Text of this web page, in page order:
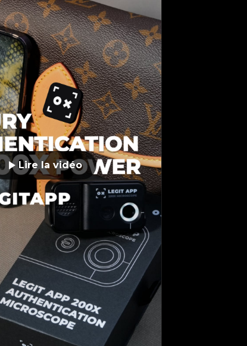
Lire la vidéo